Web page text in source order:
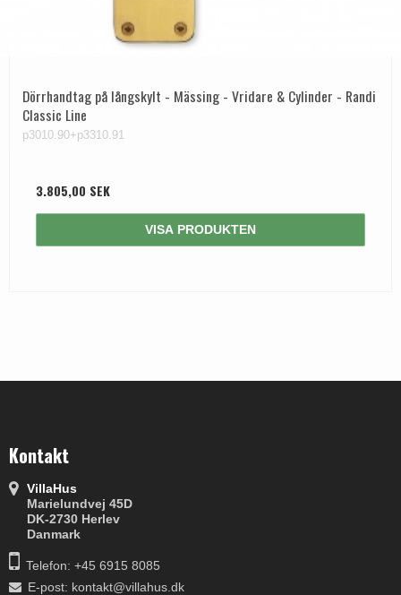
Dörrhandtag på långskylt - Mässing - Vridare & Cylinder - Randi
Classic Line
p3010.90+p3310.91
3.805,00 SEK
VISA PRODUKTEN
Kontakt
VillaHus
Marielundvej 45D
DK-2730 Herlev
Danmark
Telefon: +45 6915 8085
E-post: kontakt@villahus.dk